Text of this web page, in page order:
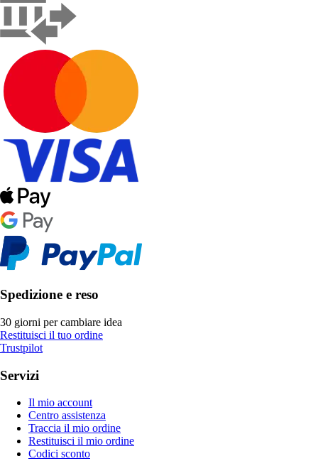
Spedizione e reso
30 giorni per cambiare idea
Restituisci il tuo ordine
Trustpilot
Servizi
Il mio account
Centro assistenza
Traccia il mio ordine
Restituisci il mio ordine
Codici sconto